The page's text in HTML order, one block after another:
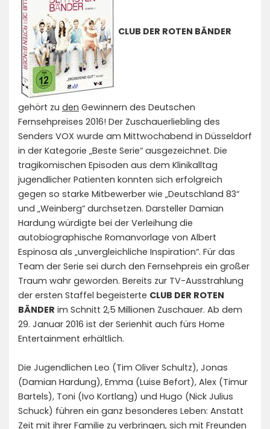
CLUB DER ROTEN BÄNDER
gehört zu den Gewinnern des Deutschen
Fernsehpreises 2016! Der Zuschauerliebling des
Senders VOX wurde am Mittwochabend in Düsseldorf
in der Kategorie „Beste Serie“ ausgezeichnet. Die
tragikomischen Episoden aus dem Klinikalltag
jugendlicher Patienten konnten sich erfolgreich
gegen so starke Mitbewerber wie „Deutschland 83“
und „Weinberg“ durchsetzen. Darsteller Damian
Hardung würdigte bei der Verleihung die
autobiographische Romanvorlage von Albert
Espinosa als „unvergleichliche Inspiration“. Für das
Team der Serie sei durch den Fernsehpreis ein großer
Traum wahr geworden. Bereits zur TV-Ausstrahlung
der ersten Staffel begeisterte CLUB DER ROTEN
BÄNDER im Schnitt 2,5 Millionen Zuschauer. Ab dem
29. Januar 2016 ist der Serienhit auch fürs Home
Entertainment erhältlich.
Die Jugendlichen Leo (Tim Oliver Schultz), Jonas
(Damian Hardung), Emma (Luise Befort), Alex (Timur
Bartels), Toni (Ivo Kortlang) und Hugo (Nick Julius
Schuck) führen ein ganz besonderes Leben: Anstatt
Zeit mit ihrer Familie zu verbringen, sich mit Freunden